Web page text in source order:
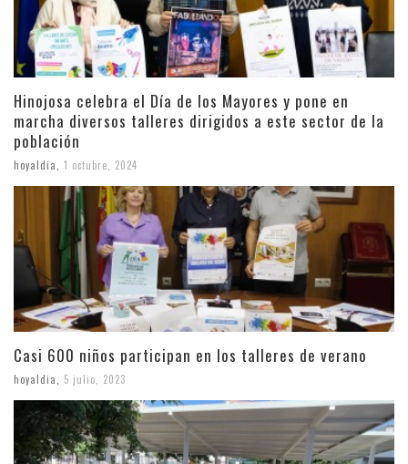
Hinojosa celebra el Día de los Mayores y pone en
marcha diversos talleres dirigidos a este sector de la
población
hoyaldia 1 octubre, 2024
Casi 600 niños participan en los talleres de verano
hoyaldia 5 julio, 2023